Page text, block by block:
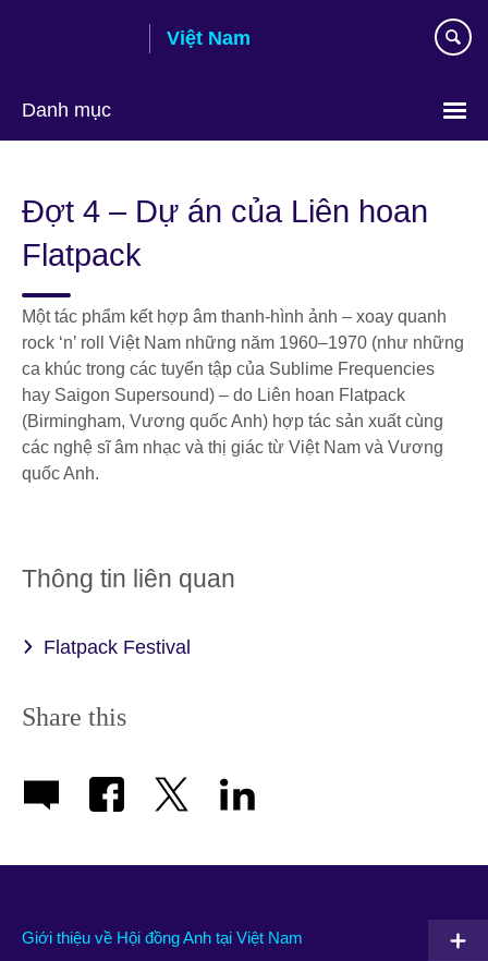
Việt Nam
Danh mục
language
Đợt 4 – Dự án của Liên hoan
Flatpack
Một tác phẩm kết hợp âm thanh-hình ảnh – xoay quanh
rock ‘n’ roll Việt Nam những năm 1960–1970 (như những
ca khúc trong các tuyển tập của Sublime Frequencies
hay Saigon Supersound) – do Liên hoan Flatpack
(Birmingham, Vương quốc Anh) hợp tác sản xuất cùng
các nghệ sĩ âm nhạc và thị giác từ Việt Nam và Vương
quốc Anh.
Thông tin liên quan
Flatpack Festival
Share this
Giới thiệu về Hội đồng Anh tại Việt Nam